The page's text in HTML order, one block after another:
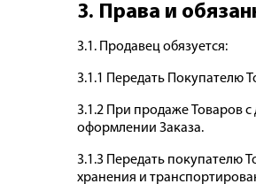
3. Права и
3.1. Продавец обязуется:
3.1.1 Передать Покупателю
3.1.2 При продаже Товаров
оформлении Заказа.
3.1.3 Передать покупателю
хранения и